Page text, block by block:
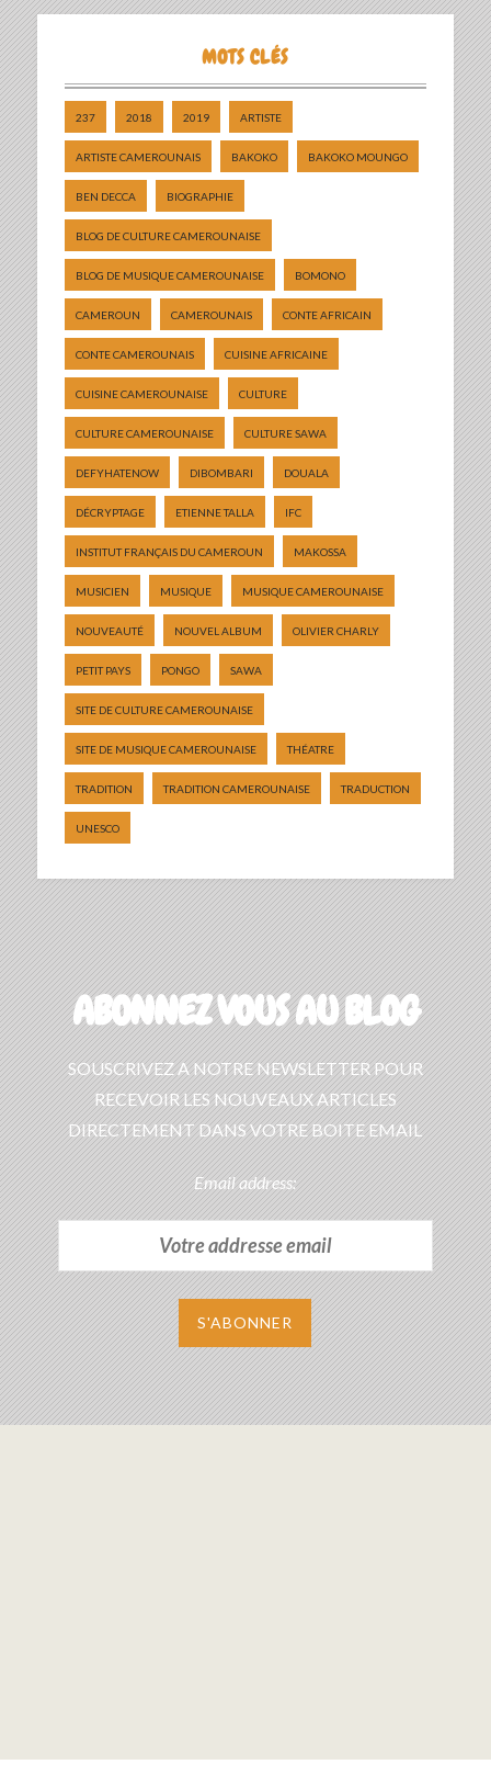
MOTS CLÉS
237 2018 2019 ARTISTE
ARTISTE CAMEROUNAIS BAKOKO BAKOKO MOUNGO
BEN DECCA BIOGRAPHIE
BLOG DE CULTURE CAMEROUNAISE
BLOG DE MUSIQUE CAMEROUNAISE BOMONO
CAMEROUN CAMEROUNAIS CONTE AFRICAIN
CONTE CAMEROUNAIS CUISINE AFRICAINE
CUISINE CAMEROUNAISE CULTURE
CULTURE CAMEROUNAISE CULTURE SAWA
DEFYHATENOW DIBOMBARI DOUALA
DÉCRYPTAGE ETIENNE TALLA IFC
INSTITUT FRANÇAIS DU CAMEROUN MAKOSSA
MUSICIEN MUSIQUE MUSIQUE CAMEROUNAISE
NOUVEAUTÉ NOUVEL ALBUM OLIVIER CHARLY
PETIT PAYS PONGO SAWA
SITE DE CULTURE CAMEROUNAISE
SITE DE MUSIQUE CAMEROUNAISE THÉATRE
TRADITION TRADITION CAMEROUNAISE TRADUCTION
UNESCO
ABONNEZ VOUS AU BLOG
SOUSCRIVEZ A NOTRE NEWSLETTER POUR
RECEVOIR LES NOUVEAUX ARTICLES
DIRECTEMENT DANS VOTRE BOITE EMAIL
Email address: